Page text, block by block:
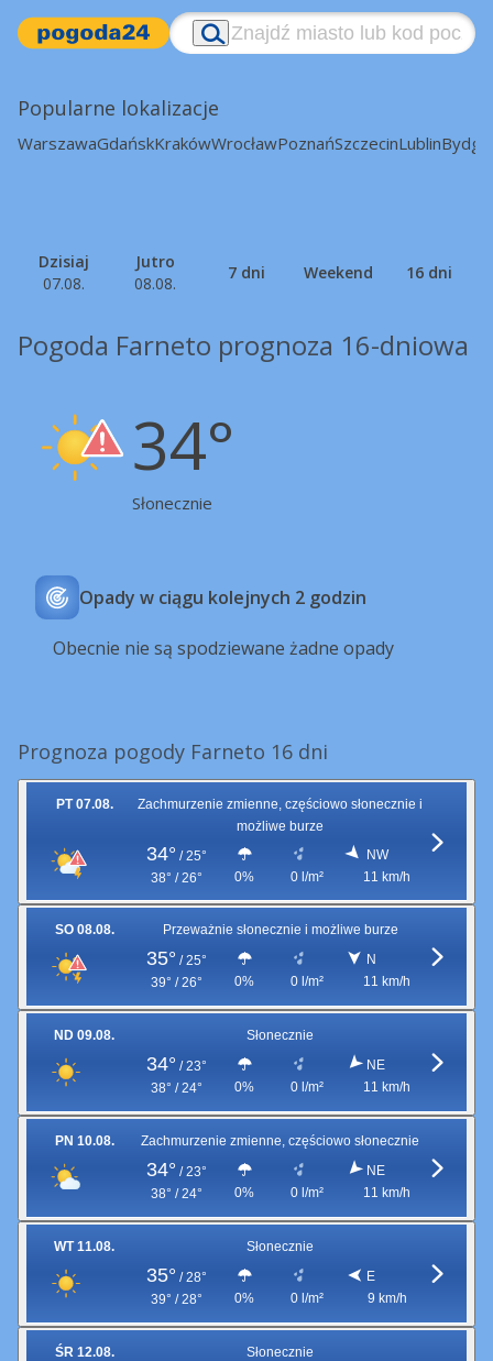
Popularne lokalizacje
WarszawaGdańskKrakówWrocławPoznańSzczecinLublin
Dzisiaj
07.08.
Jutro
08.08.
7 dni Weekend 16 dni
Pogoda Farneto prognoza 16-dniowa
34°
Słonecznie
Opady w ciągu kolejnych 2 godzin
Obecnie nie są spodziewane żadne opady
Prognoza pogody Farneto 16 dni
PT 07.08.
Zachmurzenie zmienne, częściowo słonecznie i
możliwe burze
34° / 25°
38° / 26°
0% 0 l/m²
NW
11 km/h
SO 08.08. Przeważnie słonecznie i możliwe burze
35° / 25°
39° / 26°
0% 0 l/m²
N
11 km/h
ND 09.08. Słonecznie
34° / 23°
38° / 24°
0% 0 l/m²
NE
11 km/h
PN 10.08. Zachmurzenie zmienne, częściowo słonecznie
34° / 23°
38° / 24°
0% 0 l/m²
NE
11 km/h
WT 11.08. Słonecznie
35° / 28°
39° / 28°
0% 0 l/m²
E
9 km/h
ŚR 12.08. Słonecznie